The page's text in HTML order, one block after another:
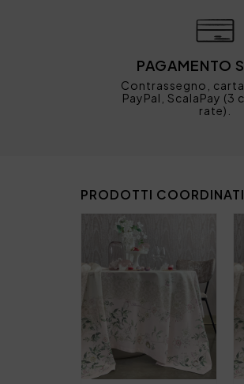
PAGAMENTO
Contrassegno,
PayPal, ScalaPay (3
rate).
PRODOTTI